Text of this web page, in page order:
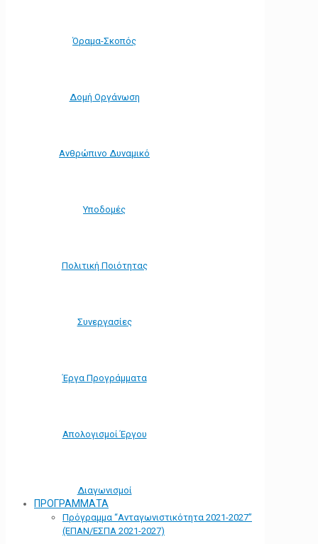
Όραμα-Σκοπός
Δομή Οργάνωση
Ανθρώπινο Δυναμικό
Υποδομές
Πολιτική Ποιότητας
Συνεργασίες
Έργα Προγράμματα
Απολογισμοί Έργου
Διαγωνισμοί
ΠΡΟΓΡΑΜΜΑΤΑ
Πρόγραμμα “Ανταγωνιστικότητα 2021-2027”
(ΕΠΑΝ/ΕΣΠΑ 2021-2027)